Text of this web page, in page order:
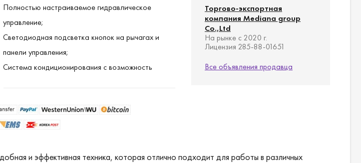
Полностью настраиваемое гидравлическое
управление;
Светодиодная подсветка кнопок на рычагах и
панели управления;
Система кондиционирования с возможность
снижения уровня шума и загрязняющих выбросов;
Крайне удобное расположение узлов и
обслуживание или замена может производиться с
Торгово-экспортная
компания Mediana group
Co.,Ltd
На рынке с 2020 г.
Лицензия 285-88-01651
Все объявления продавца
и эффективная техника, которая отлично подходит для работы в различных